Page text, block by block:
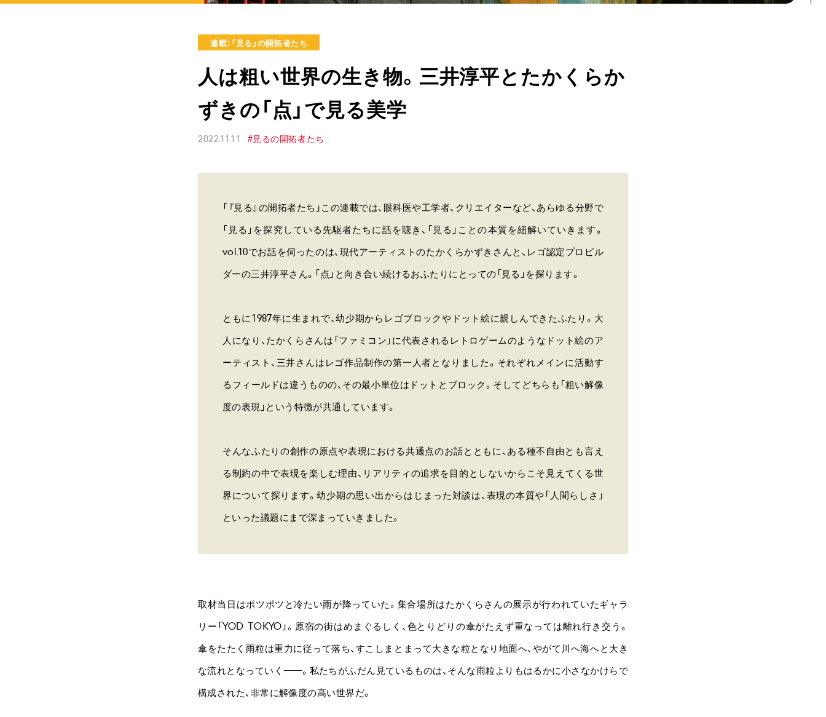
連載：「見る」の開拓者たち
人は粗い世界の生き物。三井淳平とたかくらか
ずきの「点」で見る美学
2022.11.11 #見るの開拓者たち
「『見る』の開拓者たち」この連載では、眼科医や工学者、クリエイターなど、あらゆる分野で
「見る」を探究している先駆者たちに話を聴き、「見る」ことの本質を紐解いていきます。
vol.10でお話を伺ったのは、現代アーティストのたかくらかずきさんと、レゴ認定プロビル
ダーの三井淳平さん。「点」と向き合い続けるおふたりにとっての「見る」を探ります。
ともに1987年に生まれで、幼少期からレゴブロックやドット絵に親しんできたふたり。大
人になり、たかくらさんは「ファミコン」に代表されるレトロゲームのようなドット絵のア
ーティスト、三井さんはレゴ作品制作の第一人者となりました。それぞれメインに活動す
るフィールドは違うものの、その最小単位はドットとブロック。そしてどちらも「粗い解像
度の表現」という特徴が共通しています。
そんなふたりの創作の原点や表現における共通点のお話とともに、ある種不自由とも言え
る制約の中で表現を楽しむ理由、リアリティの追求を目的としないからこそ見えてくる世
界について探ります。幼少期の思い出からはじまった対談は、表現の本質や「人間らしさ」
といった議題にまで深まっていきました。
取材当日はポツポツと冷たい雨が降っていた。集合場所はたかくらさんの展示が行われていたギャラ
リー「YOD TOKYO」。原宿の街はめまぐるしく、色とりどりの傘がたえず重なっては離れ行き交う。
傘をたたく雨粒は重力に従って落ち、すこしまとまって大きな粒となり地面へ、やがて川へ海へと大き
な流れとなっていく—— 。私たちがふだん見ているものは、そんな雨粒よりもはるかに小さなかけらで
構成された、非常に解像度の高い世界だ。